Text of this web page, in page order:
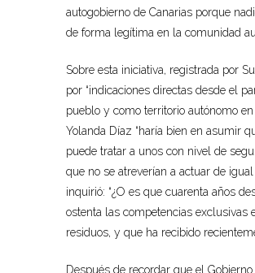
autogobierno de Canarias porque
de forma legítima en la comunidad
Sobre esta iniciativa, registrada por
por “indicaciones directas desde el
pueblo y como territorio autónomo
Yolanda Díaz “haría bien en asumir
puede tratar a unos con nivel de
que no se atreverían a actuar de
inquirió: “¿O es que cuarenta años
ostenta las competencias exclusivas
residuos, y que ha recibido
Después de recordar que el